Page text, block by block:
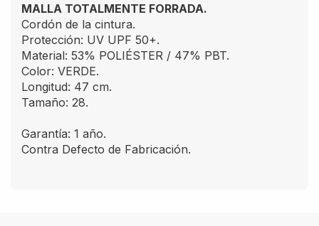
MALLA TOTALMENTE FORRADA.
Cordón de la cintura.
Protección: UV UPF 50+.
Material: 53% POLIÉSTER / 47% PBT.
Color: VERDE.
Longitud: 47 cm.
Tamaño: 28.
Garantía: 1 año.
Contra Defecto de Fabricación.